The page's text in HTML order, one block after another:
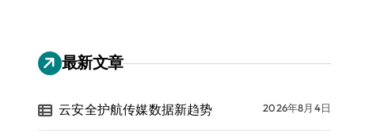
最新文章
云安全护航传媒数据新趋势 2026年8月4日